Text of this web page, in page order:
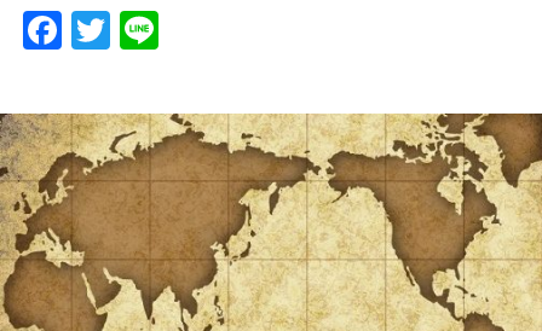
F
a
c
e
b
o
o
k
T
w
itt
er
e